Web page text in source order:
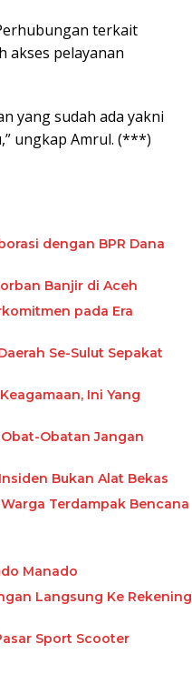
terkait
akses pelayanan
yang sudah ada yakni
ungkap Amrul. (***)
dengan BPR Dana
Banjir di Aceh
pada Era
Se-Sulut Sepakat
Ini Yang
Obatan Jangan
Bukan Alat Bekas
Terdampak Bencana
Manado
Langsung Ke Rekening
Sport Scooter